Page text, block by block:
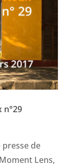
n°29
presse de
Lens,